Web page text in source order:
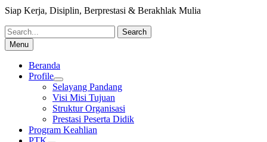
Siap Kerja, Disiplin, Berprestasi & Berakhlak Mulia
Search
for:Menu
Beranda
Profile
Selayang Pandang
Visi Misi Tujuan
Struktur Organisasi
Prestasi Peserta Didik
Program Keahlian